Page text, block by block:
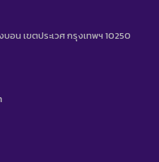
น เขตประเวศ กรุงเทพฯ 10250